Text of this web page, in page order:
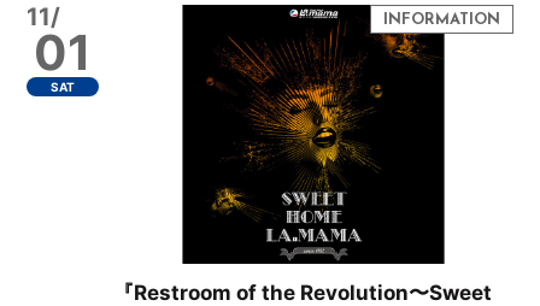
11/
01
SAT
『Restroom of the Revolution〜Sweet